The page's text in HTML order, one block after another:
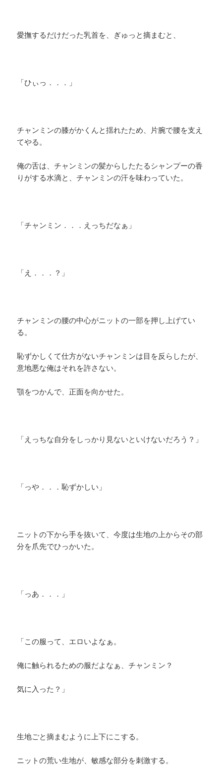
愛撫するだけだった乳首を、ぎゅっと摘まむと、
「ひぃっ．．．」
チャンミンの膝がかくんと揺れたため、片腕で腰を支え
てやる。
俺の舌は、チャンミンの髪からしたたるシャンプーの香
りがする水滴と、チャンミンの汗を味わっていた。
「チャンミン．．．えっちだなぁ」
「え．．．？」
チャンミンの腰の中心がニットの一部を押し上げてい
る。
恥ずかしくて仕方がないチャンミンは目を反らしたが、
意地悪な俺はそれを許さない。
顎をつかんで、正面を向かせた。
「えっちな自分をしっかり見ないといけないだろう？」
「っや．．．恥ずかしい」
ニットの下から手を抜いて、今度は生地の上からその部
分を爪先でひっかいた。
「っあ．．．」
「この服って、エロいよなぁ。
俺に触られるための服だよなぁ、チャンミン？
気に入った？」
生地ごと摘まむように上下にこする。
ニットの荒い生地が、敏感な部分を刺激する。